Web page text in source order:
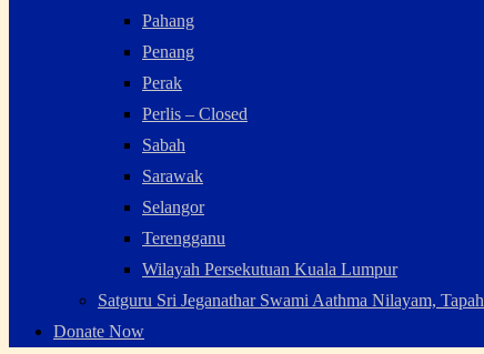
Pahang
Penang
Perak
Perlis – Closed
Sabah
Sarawak
Selangor
Terengganu
Wilayah Persekutuan Kuala Lumpur
Satguru Sri Jeganathar Swami Aathma Nilayam, Tapah
Donate Now